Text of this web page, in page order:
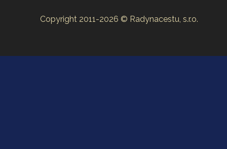
Copyright 2011-2026 © Radynacestu, s.r.o.